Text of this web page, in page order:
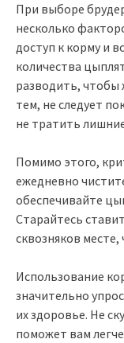
При выборе
несколько
доступ к корму и
количества
разводить,
тем, не следует
не тратить
Помимо этого,
ежедневно
обеспечивайте
Старайтесь
сквозняков
Использование
значительно
их здоровье. Не
поможет вам